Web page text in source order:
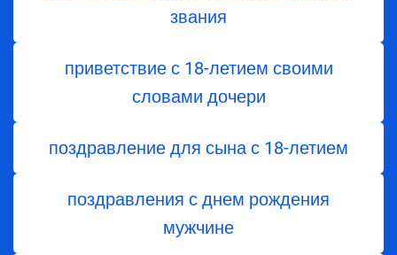
звания
приветствие с 18-летием своими
словами дочери
поздравление для сына с 18-летием
поздравления с днем рождения
мужчине